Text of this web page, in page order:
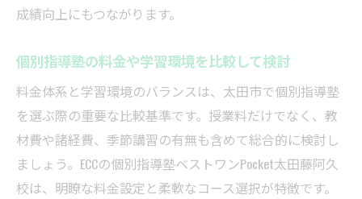
点
個別指導塾の講師サポートで自信を持たせ
個別指導塾のフォローアップ体制を徹底調
査
子どもに合う個別指導塾の選び方と実例紹介
成績向上にもつながります。
個別指導塾の料金や学習環境を比較して検討
料金体系と学習環境のバランスは、太田市で個別指導塾
を選ぶ際の重要な比較基準です。授業料だけでなく、教
材費や諸経費、季節講習の有無も含めて総合的に検討し
ましょう。ECCの個別指導塾ベストワンPocket太田藤阿久
校は、明瞭な料金設定と柔軟なコース選択が特徴です。